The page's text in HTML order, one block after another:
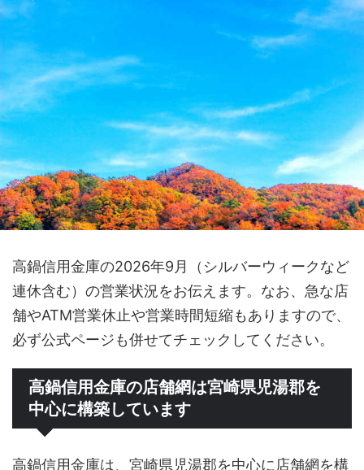
高鍋信用金庫の2026年9月（シルバーウィークなど
連休含む）の営業状況をお伝えます。なお、急な店
舗やATM営業休止や営業時間短縮もありますので、
必ず公式ページも併せてチェックしてください。
高鍋信用金庫の店舗網は宮崎県児湯郡を
中心に構築しています
高鍋信用金庫は、宮崎県児湯郡を中心に店舗網を構